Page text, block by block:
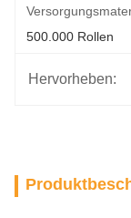
500.000 Rollen
Hervorheben: